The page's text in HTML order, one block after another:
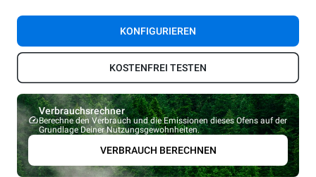
KONFIGURIEREN
KOSTENFREI TESTEN
Verbrauchsrechner
Berechne den Verbrauch und die Emissionen dieses Ofens auf der
Grundlage Deiner Nutzungsgewohnheiten.
VERBRAUCH BERECHNEN